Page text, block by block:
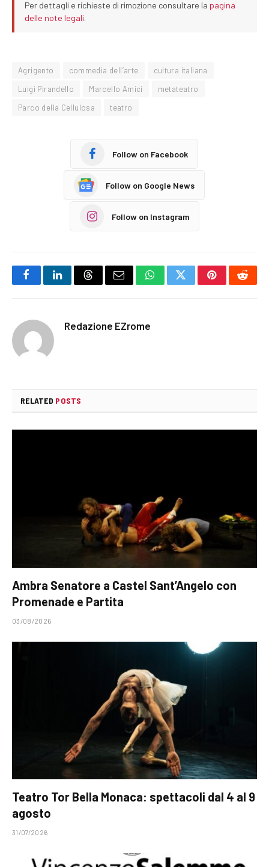
Per dettagli e richieste di rimozione consultare la pagina
delle note legali.
Agrigento commedia dell’arte
cultura italiana
Luigi Pirandello
Marcello Amici
metateatro
Parco della Cellulosa
teatro
Follow on Facebook
Follow on Google News
Follow on Instagram
FacebookLinkedInThreadsEmail WhatsAppTwitterPinterest
Redazione EZrome
RELATED POSTS
Ambra Senatore a Castel Sant’Angelo con
Promenade e Partita
03/08/2026
Teatro Tor Bella Monaca: spettacoli dal 4 al 9
agosto
31/07/2026